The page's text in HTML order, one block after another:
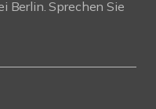
Berlin. Sprechen Sie